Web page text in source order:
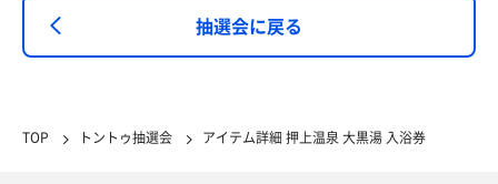
抽選会に戻る
TOP トントゥ抽選会 アイテム詳細 押上温泉 大黒湯 入浴券